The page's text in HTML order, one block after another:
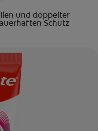
und doppelter
Schutz